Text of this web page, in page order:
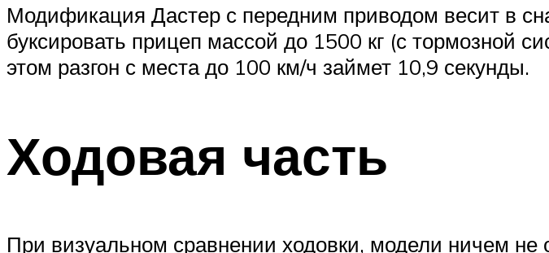
Модификация Дастер с передним приводом весит в
буксировать прицеп массой до 1500 кг (с тормозной
этом разгон с места до 100 км/ч займет 10,9 секунды.
Ходовая часть
При визуальном сравнении ходовки, модели ничем